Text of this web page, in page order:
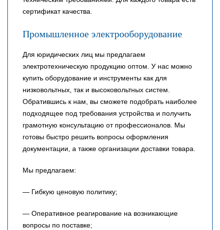
сертификат качества.
Промышленное электрооборудование
Для юридических лиц мы предлагаем
электротехническую продукцию оптом. У нас можно
купить оборудование и инструменты как для
низковольтных, так и высоковольтных систем.
Обратившись к нам, вы сможете подобрать наиболее
подходящее под требования устройства и получить
грамотную консультацию от профессионалов. Мы
готовы быстро решить вопросы оформления
документации, а также организации доставки товара.
Мы предлагаем:
— Гибкую ценовую политику;
— Оперативное реагирование на возникающие
вопросы по поставке;